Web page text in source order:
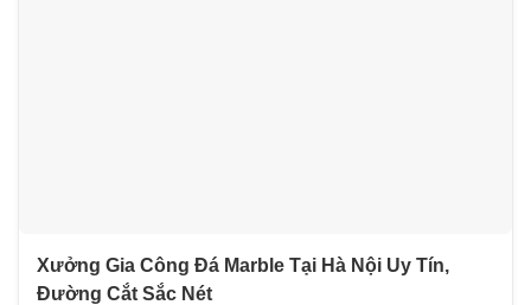
Xưởng Gia Công Đá Marble Tại Hà Nội Uy Tín,
Đường Cắt Sắc Nét